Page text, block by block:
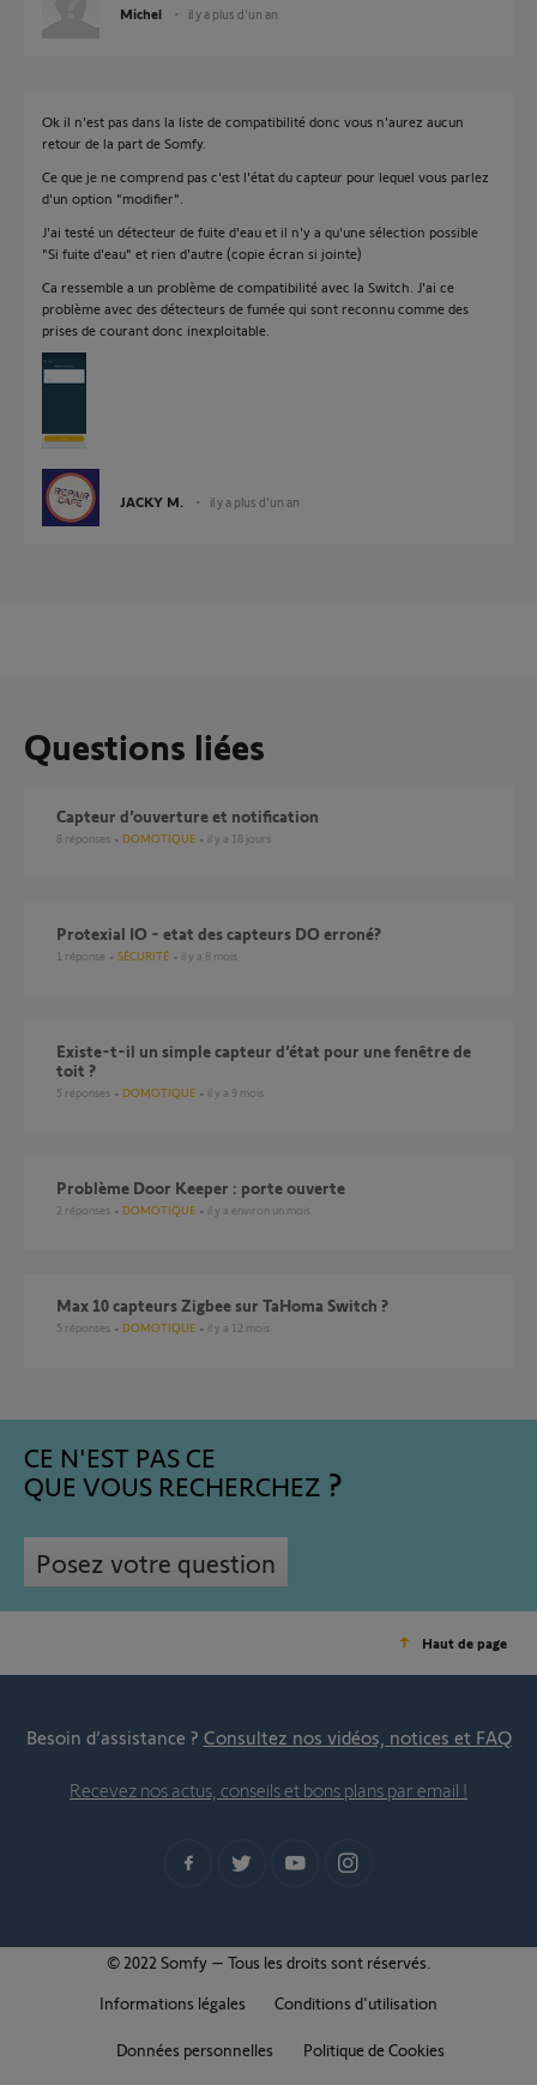
Michel il y a plus d'un an
Ok il n'est pas dans la liste de compatibilité donc vous n'aurez aucun
retour de la part de Somfy.
Ce que je ne comprend pas c'est l'état du capteur pour lequel vous parlez
d'un option "modifier".
J'ai testé un détecteur de fuite d'eau et il n'y a qu'une sélection possible
"Si fuite d'eau" et rien d'autre (copie écran si jointe)
Ca ressemble a un problème de compatibilité avec la Switch. J'ai ce
problème avec des détecteurs de fumée qui sont reconnu comme des
prises de courant donc inexploitable.
JACKY M. il y a plus d'un an
Questions liées
Capteur d’ouverture et notification
8 réponses DOMOTIQUE il y a 18 jours
Protexial IO - etat des capteurs DO erroné?
1 réponse SÉCURITÉ il y a 8 mois
Existe-t-il un simple capteur d’état pour une fenêtre de
toit ?
5 réponses DOMOTIQUE il y a 9 mois
Problème Door Keeper : porte ouverte
2 réponses DOMOTIQUE il y a environ un mois
Max 10 capteurs Zigbee sur TaHoma Switch ?
5 réponses DOMOTIQUE il y a 12 mois
CE N'EST PAS CE
QUE VOUS RECHERCHEZ
Posez votre question
Haut de page
Besoin d’assistance ? Consultez nos vidéos, notices et FAQ
Recevez nos actus, conseils et bons plans par email !
© 2022 Somfy – Tous les droits sont réservés.
Informations légales
Conditions d'utilisation
Données personnelles Politique de Cookies